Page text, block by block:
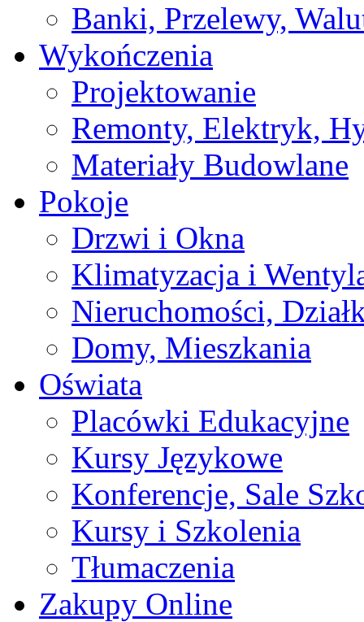
Banki, Przelewy,
Wykończenia
Projektowanie
Remonty, Elektryk,
Materiały Budowlane
Pokoje
Drzwi i Okna
Klimatyzacja i
Nieruchomości,
Domy, Mieszkania
Oświata
Placówki Edukacyjne
Kursy Językowe
Konferencje, Sale
Kursy i Szkolenia
Tłumaczenia
Zakupy Online